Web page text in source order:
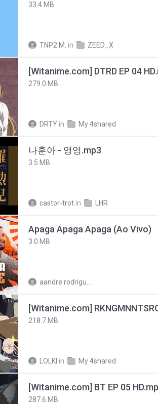
33.4 MB
TNP2 M. in ZEED_X
[Witanime.com] DTRD EP 04
279.0 MB
DRTY in My 4shared
나훈아 - 영영.mp3
3.5 MB
castor-trot in LHR
Apaga Apaga Apaga (Ao Vivo)
3.0 MB
218.7 MB
LOLKI in My 4shared
[Witanime.com] BT EP 05
287.6 MB